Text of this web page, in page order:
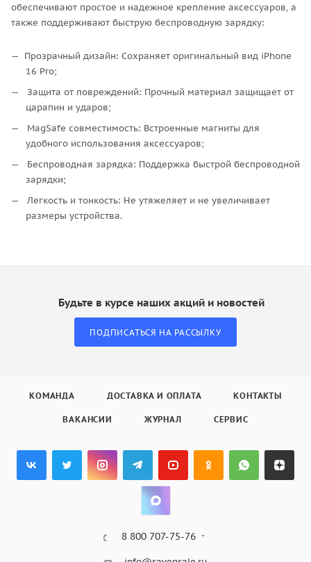
обеспечивают простое и надежное крепление аксессуаров, а
также поддерживают быструю беспроводную зарядку:
Прозрачный дизайн: Сохраняет оригинальный вид iPhone
16 Pro;
Защита от повреждений: Прочный материал защищает от
царапин и ударов;
MagSafe совместимость: Встроенные магниты для
удобного использования аксессуаров;
Беспроводная зарядка: Поддержка быстрой беспроводной
зарядки;
Легкость и тонкость: Не утяжеляет и не увеличивает
размеры устройства.
Будьте в курсе наших акций и новостей
ПОДПИСАТЬСЯ НА РАССЫЛКУ
КОМАНДА ДОСТАВКА И ОПЛАТА КОНТАКТЫ
ВАКАНСИИ ЖУРНАЛ СЕРВИС
8 800 707-75-76